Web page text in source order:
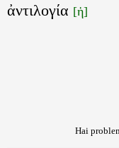
ἀντιλογία [ἡ]
Hai